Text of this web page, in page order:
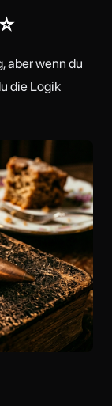
aber wenn du
die Logik